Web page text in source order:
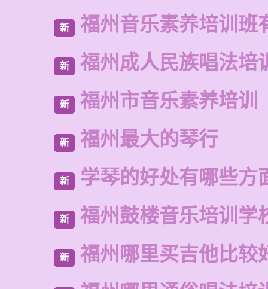
新 福州音乐素养培训班
新 福州成人民族唱法培
新 福州市音乐素养培训
新 福州最大的琴行
新 学琴的好处有哪些方
新 福州鼓楼音乐培训学
新 福州哪里买吉他比较